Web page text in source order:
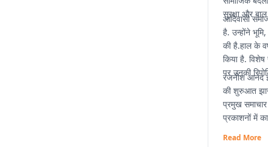
सुरक्षा और
आदिवासी
है. उन्होंने
की है.हाल के
किया है.
पर उनकी
रजनीश आनंद
की शुरुआत
प्रमुख समाचार
प्रकाशनों में
Read More